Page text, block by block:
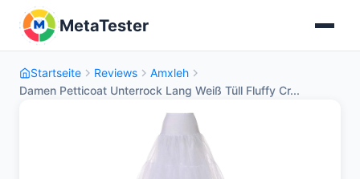
MetaTester
Startseite Reviews
Amxleh
Damen Petticoat Unterrock Lang Weiß Tüll Fluffy Cr...